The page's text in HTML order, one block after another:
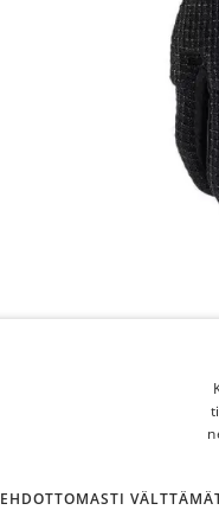
EHDOTTOMASTI